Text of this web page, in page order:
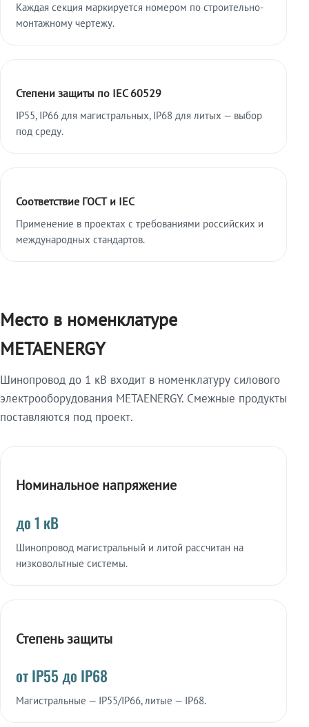
Каждая секция маркируется номером по строительно-
монтажному чертежу.
Степени защиты по IEC 60529
IP55, IP66 для магистральных, IP68 для литых — выбор
под среду.
Соответствие ГОСТ и IEC
Применение в проектах с требованиями российских и
международных стандартов.
Место в номенклатуре
METAENERGY
Шинопровод до 1 кВ входит в номенклатуру силового
электрооборудования METAENERGY. Смежные продукты
поставляются под проект.
Номинальное напряжение
до 1 кВ
Шинопровод магистральный и литой рассчитан на
низковольтные системы.
Степень защиты
от IP55 до IP68
Магистральные — IP55/IP66, литые — IP68.